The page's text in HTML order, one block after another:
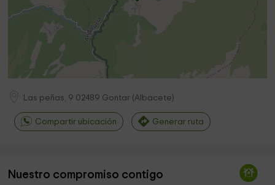
Las peñas, 9 02489 Gontar (Albacete)
Compartir ubicación Generar ruta
Nuestro compromiso contigo